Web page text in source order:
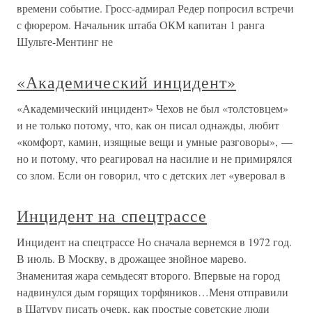
времени событие. Гросс-адмирал Редер попросил встречи
с фюрером. Начальник штаба ОКМ капитан 1 ранга
Шульте-Ментинг не
«Академический инцидент»
«Академический инцидент» Чехов не был «толстовцем»
и не только потому, что, как он писал однажды, любит
«комфорт, камин, изящные вещи и умные разговоры», —
но и потому, что реагировал на насилие и не примирялся
со злом. Если он говорил, что с детских лет «уверовал в
Инцидент на спецтрассе
Инцидент на спецтрассе Но сначала вернемся в 1972 год.
В июль. В Москву, в дрожащее знойное марево.
Знаменитая жара семьдесят второго. Впервые на город
надвинулся дым горящих торфяников…Меня отправили
в Шатуру писать очерк, как простые советские люди